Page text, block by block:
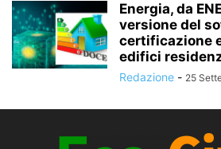
Energia, da
versione del
certificazione
edifici
Redazione - 25